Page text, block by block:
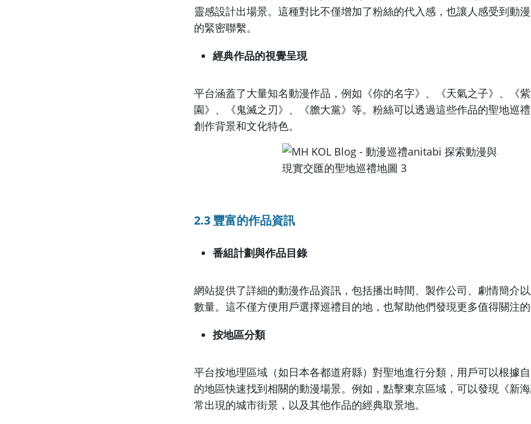
靈感設計出場景。這種對比不僅增加了粉絲的代入感，也讓人感受到動
的緊密聯繫。
經典作品的視覺呈現
平台涵蓋了大量知名動漫作品，例如《你的名字》、《天氣之子》、《
園》、《鬼滅之刃》、《膽大黨》等。粉絲可以透過這些作品的聖地巡
創作背景和文化特色。
2.3 豐富的作品資訊
番組計劃與作品目錄
網站提供了詳細的動漫作品資訊，包括播出時間、製作公司、劇情簡介
數量。這不僅方便用戶選擇巡禮目的地，也幫助他們發現更多值得關注的
按地區分類
平台按地理區域（如日本各都道府縣）對聖地進行分類，用戶可以根據
的地區快速找到相關的動漫場景。例如，點擊東京區域，可以發現《新
常出現的城市街景，以及其他作品的經典取景地。